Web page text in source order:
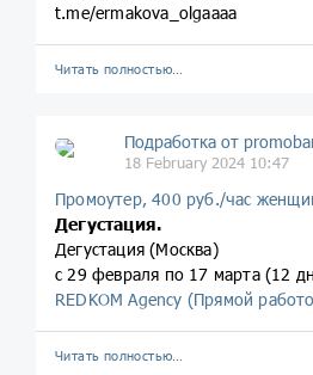
t.me/ermakova_olgaaaa
Читать полностью…
Подработка от
18 February 2024 10:47
Промоутер, 400 руб./час
Дегустация.
Дегустация (Москва)
с 29 февраля по 17 марта (12
REDKOM Agency (Прямой
Читать полностью…